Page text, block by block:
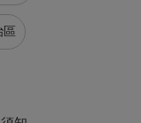
區